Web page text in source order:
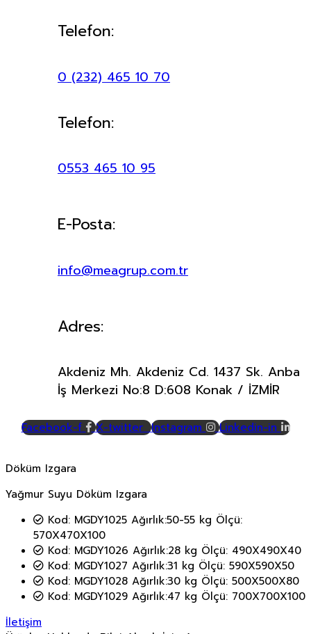
Telefon:
0 (232) 465 10 70
Telefon:
0553 465 10 95
E-Posta:
info@meagrup.com.tr
Adres:
Akdeniz Mh. Akdeniz Cd. 1437 Sk. Anba
İş Merkezi No:8 D:608 Konak / İZMİR
Facebook-f X-twitter Instagram Linkedin-in
Döküm Izgara
Yağmur Suyu Döküm Izgara
Kod: MGDY1025 Ağırlık:50-55 kg Ölçü:
570X470X100
Kod: MGDY1026 Ağırlık:28 kg Ölçü: 490X490X40
Kod: MGDY1027 Ağırlık:31 kg Ölçü: 590X590X50
Kod: MGDY1028 Ağırlık:30 kg Ölçü: 500X500X80
Kod: MGDY1029 Ağırlık:47 kg Ölçü: 700X700X100
İletişim